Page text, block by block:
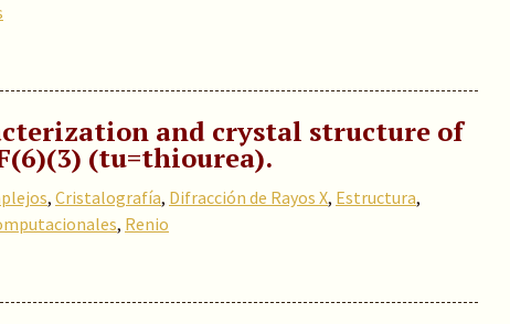
and crystal structure of
(tu=thiourea).
, Cristalografía, Difracción de Rayos X, Estructura,
, Renio